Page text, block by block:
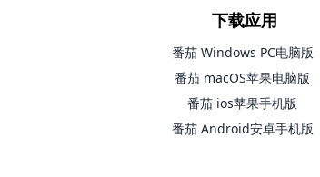
下载应用
番茄 Windows PC电脑版
番茄 macOS苹果电脑版
番茄 ios苹果手机版
番茄 Android安卓手机版